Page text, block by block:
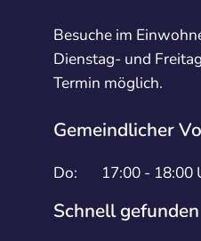
Besuche im
Dienstag- und
Termin möglich.
Gemeindlicher
Do: 17:00 - 18:00
Schnell gefunden